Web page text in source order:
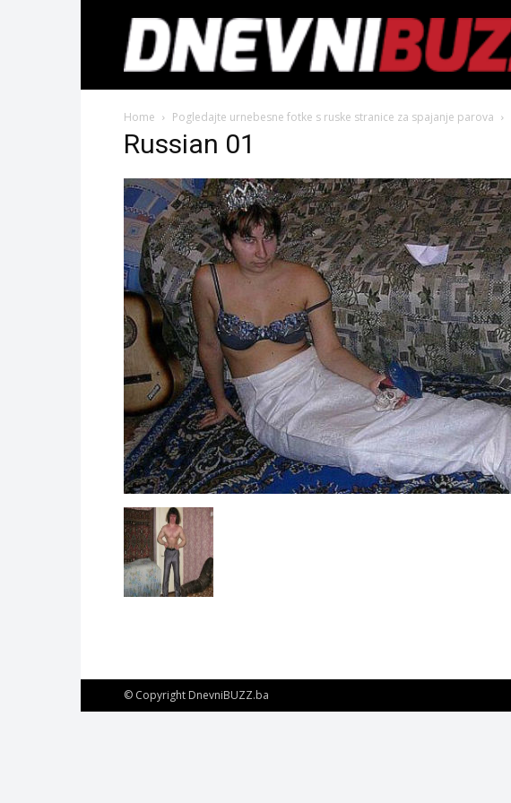
Home Pogledajte urnebesne fotke s ruske stranice za spajanje parova
Russian 01
© Copyright DnevniBUZZ.ba